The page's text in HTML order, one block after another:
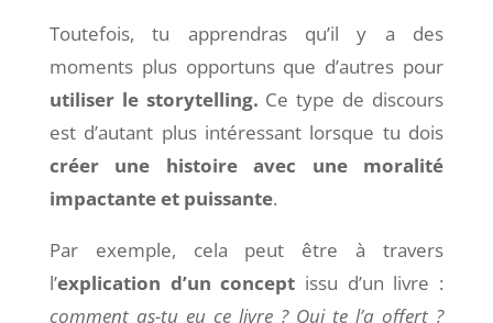
Toutefois, tu apprendras qu’il y a des
moments plus opportuns que d’autres pour
utiliser le storytelling. Ce type de discours
est d’autant plus intéressant lorsque tu dois
créer une histoire avec une moralité
impactante et puissante.
Par exemple, cela peut être à travers
l’explication d’un concept issu d’un livre :
comment as-tu eu ce livre ? Qui te l’a offert ?